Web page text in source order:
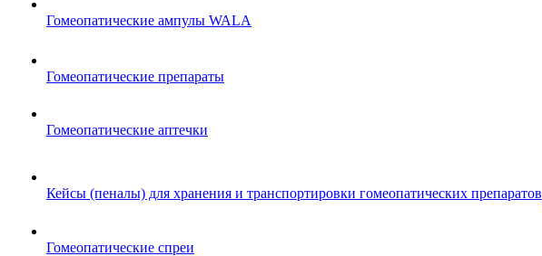
Гомеопатические ампулы WALA
Гомеопатические препараты
Гомеопатические аптечки
Кейсы (пеналы) для хранения и транспортировки гомеопатических препаратов
Гомеопатические спреи